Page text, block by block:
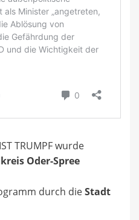
TRUMPF wurde
Oder-Spree
durch dieStadt